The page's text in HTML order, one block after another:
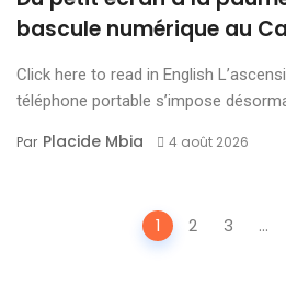
bascule numérique au
Click here to read in English
téléphone portable s’impose
Par Placide Mbia 4 août 2026
1 2 3 ...